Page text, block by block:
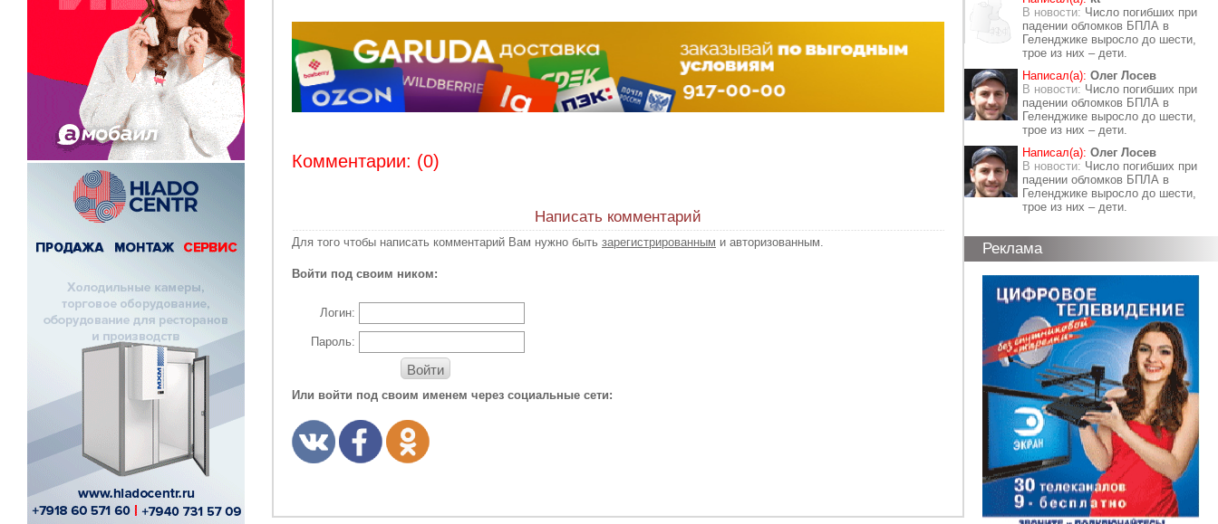
Комментарии: (0)
Написать комментарий
Для того чтобы написать комментарий Вам нужно быть зарегистрированным и авторизованным.
Войти под своим ником:
Логин:
Пароль:
Войти
Или войти под своим именем через социальные сети:
В новости: Число погибших при
падении обломков БПЛА в
Геленджике выросло до шести,
трое из них – дети.
Написал(а): Олег Лосев
В новости: Число погибших при
падении обломков БПЛА в
Геленджике выросло до шести,
трое из них – дети.
Написал(а): Олег Лосев
В новости: Число погибших при
падении обломков БПЛА в
Геленджике выросло до шести,
трое из них – дети.
Реклама